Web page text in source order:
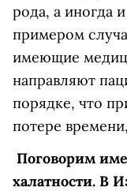
рода, а иногда
примером
имеющие
направляют
порядке, что
потере
Поговорим
халатности. В